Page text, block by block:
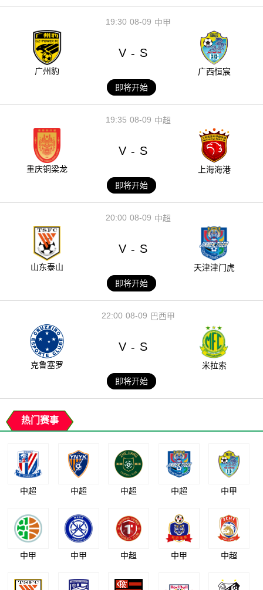
08-09
19:30 中甲
广州豹
V - S
广西恒宸
即将开始
08-09
19:35 中超
重庆铜梁龙
V - S
上海海港
即将开始
08-09
20:00 中超
山东泰山
V - S
天津津门虎
即将开始
08-09
22:00 巴西甲
克鲁塞罗
V - S
米拉索
即将开始
热门赛事
中超 中超 中超 中超 中甲
中甲 中甲 中超 中甲 中超